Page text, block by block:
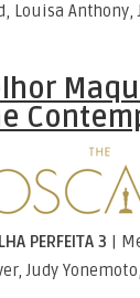
Louisa Anthony,
PERFEITA 3 |
Judy